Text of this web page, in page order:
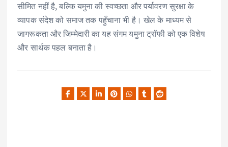
सीमित नहीं है, बल्कि यमुना की स्वच्छता और पर्यावरण सुरक्षा के
व्यापक संदेश को समाज तक पहुँचाना भी है। खेल के माध्यम से
जागरूकता और जिम्मेदारी का यह संगम यमुना ट्रॉफी को एक विशेष
और सार्थक पहल बनाता है।